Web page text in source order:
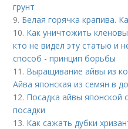
грунт
9. Белая горячка крапива.
10. Как уничтожить
кто не видел эту статью и
способ - принцип борьбы
11. Выращивание айвы из
Айва японская из семян в
12. Посадка айвы японской
посадки
13. Как сажать дубки